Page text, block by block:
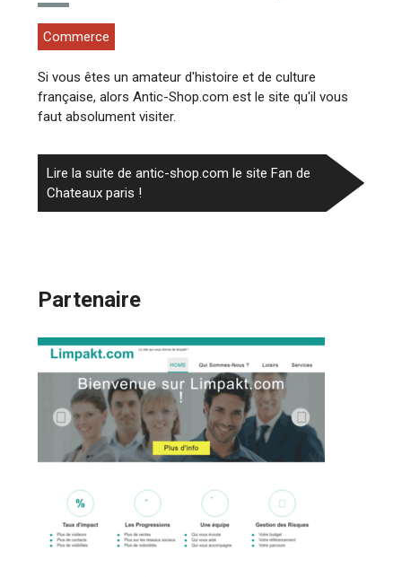
Commerce
Si vous êtes un amateur d'histoire et de culture
française, alors Antic-Shop.com est le site qu'il vous
faut absolument visiter.
Lire la suite de antic-shop.com le site Fan de
Chateaux paris !
Partenaire